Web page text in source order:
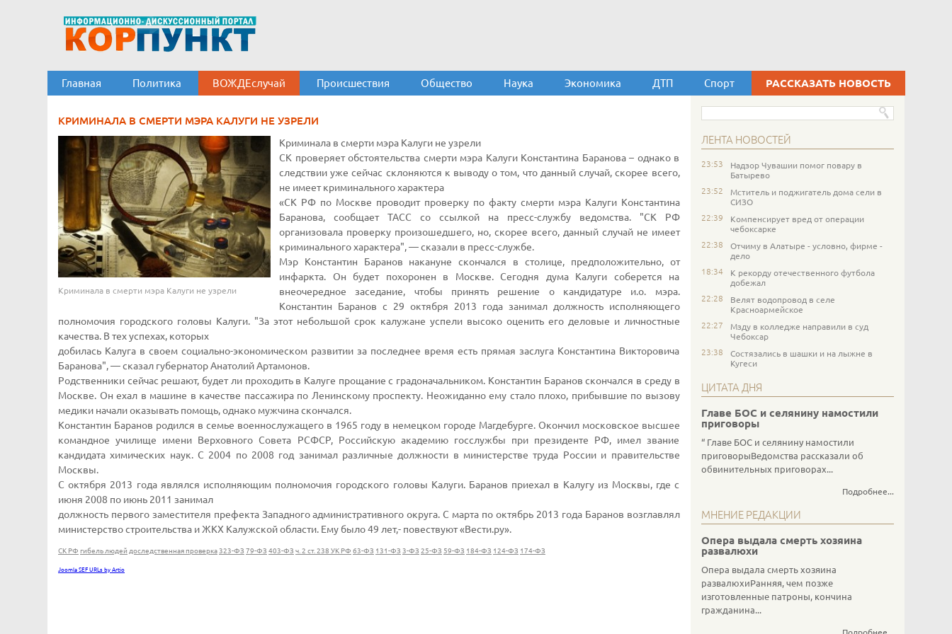
Главная Политика ВОЖДЕслучай Происшествия Общество Наука Экономика ДТП Спорт РАССКАЗАТЬ НОВОСТЬ
КРИМИНАЛА В СМЕРТИ МЭРА КАЛУГИ НЕ УЗРЕЛИ
Криминала в смерти мэра Калуги не узрели
Криминала в смерти мэра Калуги не узрели
СК проверяет обстоятельства смерти мэра Калуги Константина Баранова – однако в
следствии уже сейчас склоняются к выводу о том, что данный случай, скорее всего,
не имеет криминального характера
«СК РФ по Москве проводит проверку по факту смерти мэра Калуги Константина
Баранова, сообщает ТАСС со ссылкой на пресс-службу ведомства. "СК РФ
организовала проверку произошедшего, но, скорее всего, данный случай не имеет
криминального характера", — сказали в пресс-службе.
Мэр Константин Баранов накануне скончался в столице, предположительно, от
инфаркта. Он будет похоронен в Москве. Сегодня дума Калуги соберется на
внеочередное заседание, чтобы принять решение о кандидатуре и.о. мэра.
Константин Баранов с 29 октября 2013 года занимал должность исполняющего
полномочия городского головы Калуги. "За этот небольшой срок калужане успели высоко оценить его деловые и личностные
качества. В тех успехах, которых
добилась Калуга в своем социально-экономическом развитии за последнее время есть прямая заслуга Константина Викторовича
Баранова", — сказал губернатор Анатолий Артамонов.
Родственники сейчас решают, будет ли проходить в Калуге прощание с градоначальником. Константин Баранов скончался в среду в
Москве. Он ехал в машине в качестве пассажира по Ленинскому проспекту. Неожиданно ему стало плохо, прибывшие по вызову
медики начали оказывать помощь, однако мужчина скончался.
Константин Баранов родился в семье военнослужащего в 1965 году в немецком городе Магдебурге. Окончил московское высшее
командное училище имени Верховного Совета РСФСР, Российскую академию госслужбы при президенте РФ, имел звание
кандидата химических наук. С 2004 по 2008 год занимал различные должности в министерстве труда России и правительстве
Москвы.
С октября 2013 года являлся исполняющим полномочия городского головы Калуги. Баранов приехал в Калугу из Москвы, где с
июня 2008 по июнь 2011 занимал
должность первого заместителя префекта Западного административного округа. С марта по октябрь 2013 года Баранов возглавлял
министерство строительства и ЖКХ Калужской области. Ему было 49 лет,- повествуют «Вести.ру».
СК РФ гибель людей доследственная проверка 323-ФЗ 79-ФЗ 403-ФЗ ч. 2 ст. 238 УК РФ 63-ФЗ 131-ФЗ 3-ФЗ 25-ФЗ 59-ФЗ 184-ФЗ 124-ФЗ 174-ФЗ
Joomla SEF URLs by Artio
ЛЕНТА НОВОСТЕЙ
23:53
Надзор Чувашии помог повару в
Батырево
23:52
Мститель и поджигатель дома сели в
СИЗО
22:39
Компенсирует вред от операции
чебоксарке
22:38
Отчиму в Алатыре - условно, фирме -
дело
18:34
К рекорду отечественного футбола
добежал
22:28
Велят водопровод в селе
Красноармейское
22:27
Мзду в колледже направили в суд
Чебоксар
23:38
Состязались в шашки и на лыжне в
Кугеси
ЦИТАТА ДНЯ
Главе БОС и селянину намостили
приговоры
Главе БОС и селянину намостили
приговорыВедомства рассказали об
обвинительных приговорах...
Подробнее...
МНЕНИЕ РЕДАКЦИИ
Опера выдала смерть хозяина
развалюхи
Опера выдала смерть хозяина
развалюхиРанняя, чем позже
изготовленные патроны, кончина
гражданина...